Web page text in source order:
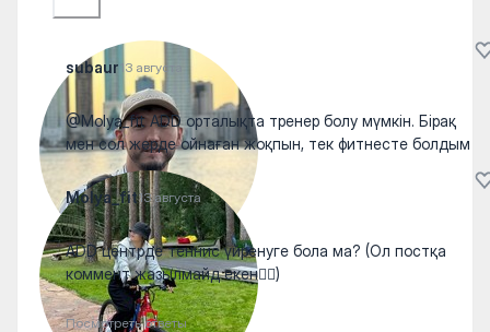
subaur 13 августа
@Molya_fit ADD орталықта тренер болу мүмкін. Бірақ
мен сол жерде ойнаған жоқпын, тек фитнесте болдым
Molya_fit13 августа
ADD центрде теннис үйренуге бола ма? (Ол постқа
коммент жазылмайд екен🤷‍♀️)
Посмотреть ответы